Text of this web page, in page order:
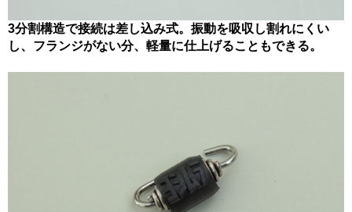
3分割構造で接続は差し込み式。振動を吸収し割れにくい
し、フランジがない分、軽量に仕上げることもできる。